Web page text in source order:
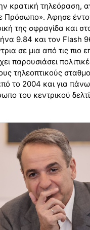
κρατική τηλεόραση,
Πρόσωπο». Άφησε
της σφραγίδα και
9.84 και τον Flash
σε μια από τις πιο
παρουσιάσει
τηλεοπτικούς
το 2004 και για
του κεντρικού